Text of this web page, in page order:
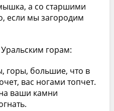
а со старшими
если мы загородим
горам:
горы, большие, что в
вас ногами топчет.
ваши камни